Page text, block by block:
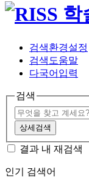
검색환경설정
검색도움말
다국어입력
검색
상세검색
결과 내 재검색
인기 검색어